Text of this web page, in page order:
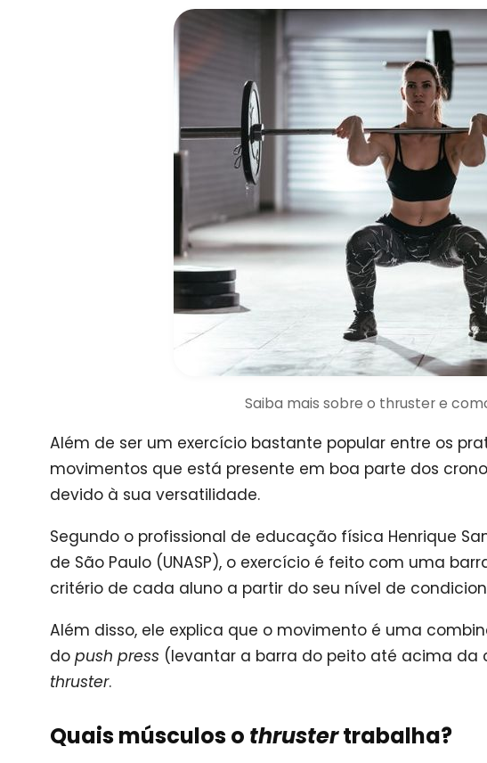
Saiba mais sobre o thruster e
Além de ser um exercício bastante popular entre os
movimentos que está presente em boa parte dos
devido à sua versatilidade.
Segundo o profissional de educação física Henrique
de São Paulo (UNASP), o exercício é feito com uma
critério de cada aluno a partir do seu nível de
Além disso, ele explica que o movimento é uma
do push press (levantar a barra do peito até acima da
thruster.
Quais músculos o thrustertrabalha?